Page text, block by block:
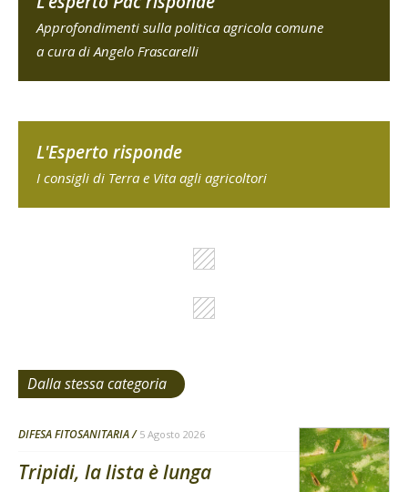
Approfondimenti sulla politica agricola comune
a cura di Angelo Frascarelli
L'Esperto risponde
I consigli di Terra e Vita agli agricoltori
Dalla stessa categoria
DIFESA FITOSANITARIA 5 Agosto 2026
Tripidi, la lista è lunga